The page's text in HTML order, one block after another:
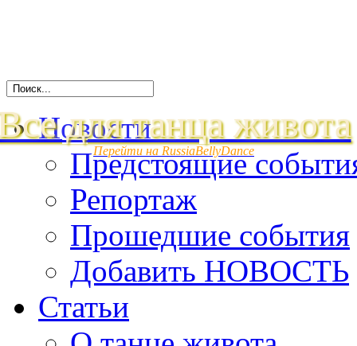
для танца живота
Перейти на RussiaBellyDance
Новости
Предстоящие
Репортаж
Прошедшие события
Добавить НОВОСТЬ
Статьи